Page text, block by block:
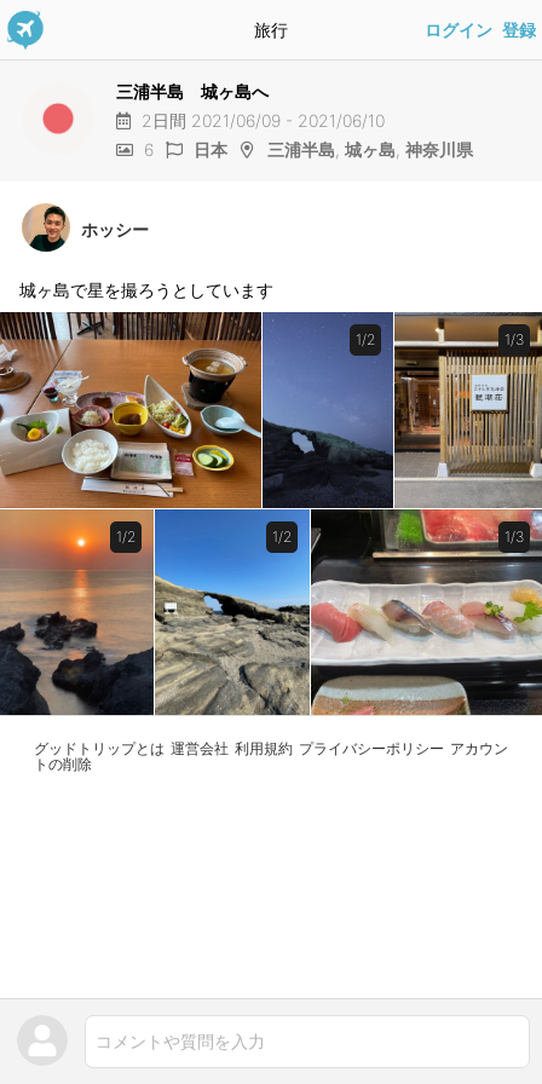
旅行 ログイン 登録
三浦半島 城ヶ島へ
2日間 2021/06/09 - 2021/06/10
6
日本 三浦半島 ,城ヶ島 ,神奈川県
ホッシー
城ヶ島で星を撮ろうとしています
1/2 1/3
1/2 1/2 1/3
コメントや質問を入力
グッドトリップとは 運営会社 利用規約 プライバシーポリシー アカウン
トの削除